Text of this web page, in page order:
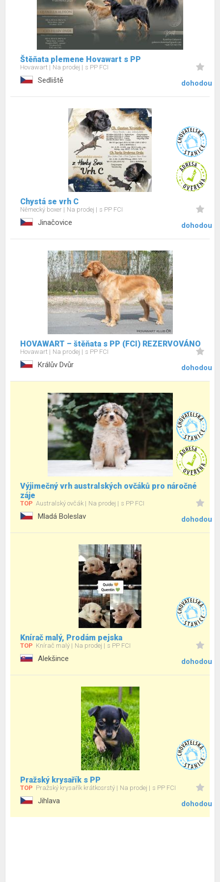
Štěňata plemene Hovawart s PP
Hovawart Na prodej s PP FCI
Sedliště dohodou
Chystá se vrh C
Německý boxer Na prodej s PP FCI
Jinačovice dohodou
HOVAWART – štěňata s PP (FCI) REZERVOVÁNO
Hovawart Na prodej s PP FCI
Králův Dvůr dohodou
Výjimečný vrh australských ovčáků pro náročné
záje
TOP Australský ovčák Na prodej s PP FCI
Mladá Boleslav dohodou
Knírač malý, Prodám pejska
TOP Knírač malý Na prodej s PP FCI
Alekšince dohodou
Pražský krysařík s PP
TOP Pražský krysařík krátkosrstý Na prodej s PP FCI
Jihlava dohodou